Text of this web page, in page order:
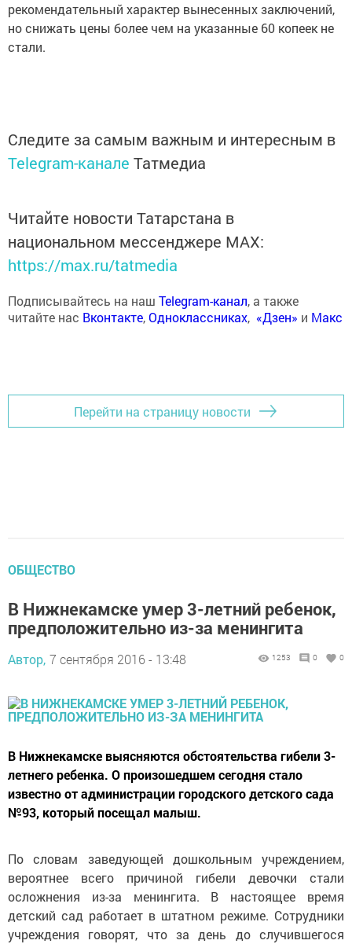
рекомендательный характер вынесенных заключений,
но снижать цены более чем на указанные 60 копеек не
стали.
Следите за самым важным и интересным в
Telegram-канале Татмедиа
Читайте новости Татарстана в
национальном мессенджере MАХ:
https://max.ru/tatmedia
Подписывайтесь на наш Telegram-канал, а также
читайте нас Вконтакте,Одноклассниках, «Дзен» и Макс
Перейти на страницу новости
ОБЩЕСТВО
В Нижнекамске умер 3-летний ребенок,
предположительно из-за менингита
Автор, 7 сентября 2016 - 13:48 1253 0 0
В Нижнекамске выясняются обстоятельства гибели 3-
летнего ребенка. О произошедшем сегодня стало
известно от администрации городского детского сада
№93, который посещал малыш.
По словам заведующей дошкольным учреждением,
вероятнее всего причиной гибели девочки стали
осложнения из-за менингита. В настоящее время
детский сад работает в штатном режиме. Сотрудники
учреждения говорят, что за день до случившегося